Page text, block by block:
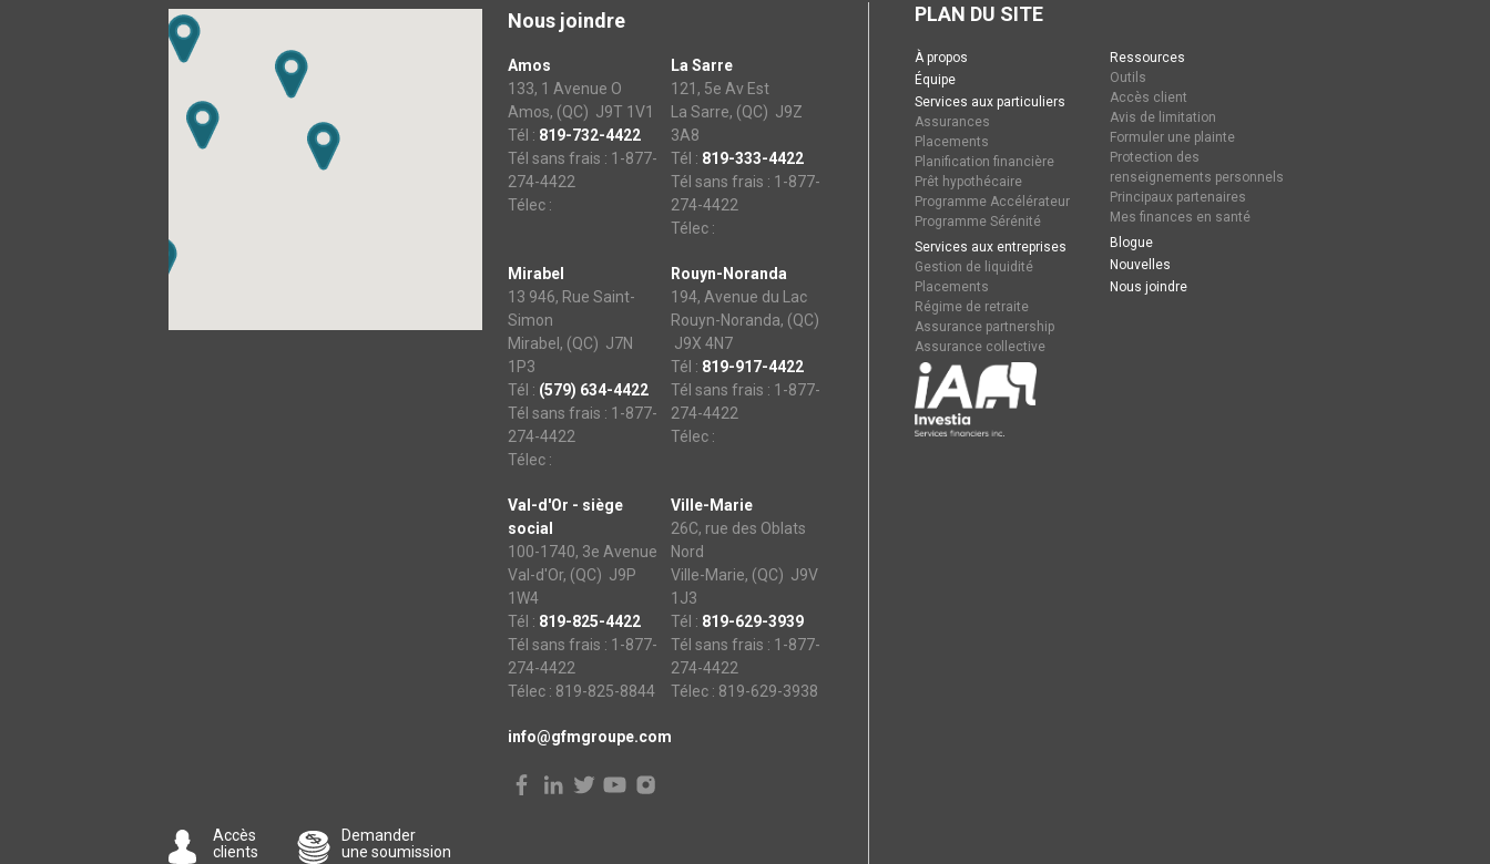
Nous joindre
Amos
133, 1 Avenue O
Amos, (QC) J9T 1V1
Tél : 819-732-4422
Tél sans frais : 1-877-
274-4422
Télec :
La Sarre
121, 5e Av Est
La Sarre, (QC) J9Z
3A8
Tél : 819-333-4422
Tél sans frais : 1-877-
274-4422
Télec :
Mirabel
13 946, Rue Saint-
Simon
Mirabel, (QC) J7N
1P3
Tél : (579) 634-4422
Tél sans frais : 1-877-
274-4422
Télec :
Rouyn-Noranda
194, Avenue du Lac
Rouyn-Noranda, (QC)
J9X 4N7
Tél : 819-917-4422
Tél sans frais : 1-877-
274-4422
Télec :
Val-d'Or - siège
social
100-1740, 3e Avenue
Val-d'Or, (QC) J9P
1W4
Tél : 819-825-4422
Tél sans frais : 1-877-
274-4422
Télec : 819-825-8844
Ville-Marie
26C, rue des Oblats
Nord
Ville-Marie, (QC) J9V
1J3
Tél : 819-629-3939
Tél sans frais : 1-877-
274-4422
Télec : 819-629-3938
info@gfmgroupe.com
Accès
clients
Demander
une soumission
PLAN DU SITE
À propos
Équipe
Services aux particuliers
Assurances
Placements
Planification financière
Prêt hypothécaire
Programme Accélérateur
Programme Sérénité
Services aux entreprises
Gestion de liquidité
Placements
Régime de retraite
Assurance partnership
Assurance collective
Ressources
Outils
Accès client
Avis de limitation
Formuler une plainte
Protection des
renseignements personnels
Principaux partenaires
Mes finances en santé
Blogue
Nouvelles
Nous joindre